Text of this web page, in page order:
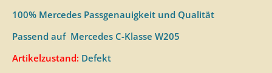
100% Mercedes Passgenauigkeit und Qualität
Passend auf Mercedes C-Klasse W205
Artikelzustand: Defekt